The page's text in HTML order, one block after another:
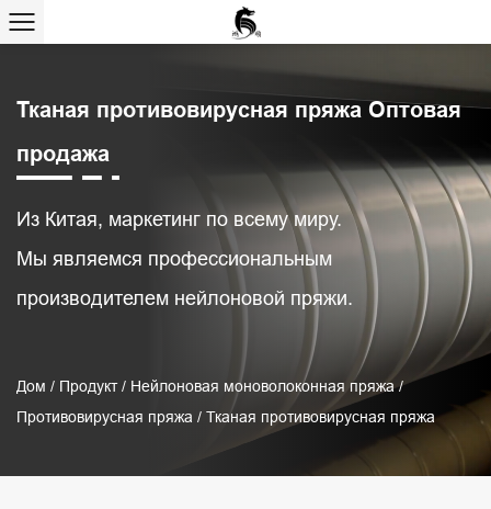
Тканая противовирусная пряжа Оптовая
продажа
Из Китая, маркетинг по всему миру.
Мы являемся профессиональным
производителем нейлоновой пряжи.
Дом / Продукт/ Нейлоновая моноволоконная пряжа/
Противовирусная пряжа / Тканая противовирусная пряжа